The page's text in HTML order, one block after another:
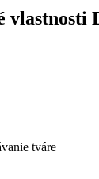
vlastnosti
tváre